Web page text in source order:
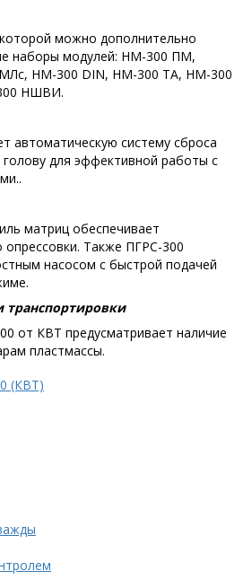
можно дополнительно
наборы модулей: НМ-300 ПМ,
НМ-300 DIN, НМ-300 ТА, НМ-300
НШВИ.
автоматическую систему сброса
голову для эффективной работы с
матриц обеспечивает
опрессовки. Также ПГРС-300
насосом с быстрой подачей
транспортировки
от КВТ предусматривает наличие
пластмассы.
(КВТ)